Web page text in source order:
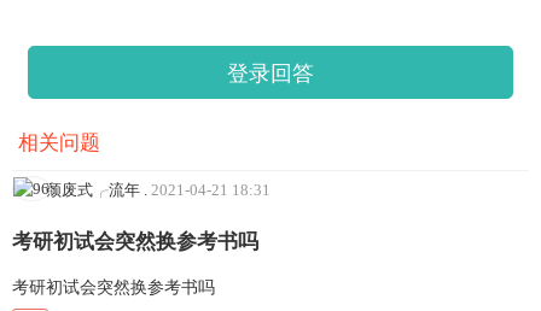
登录回答
相关问题
颓废式╭流年 2021-04-21 18:31
考研初试会突然换参考书吗
考研初试会突然换参考书吗